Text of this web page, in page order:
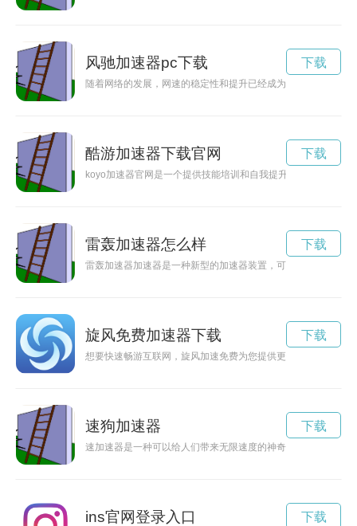
风驰加速器pc下载
随着网络的发展，网速的稳定性和提升已经成为人们追求的目
下载
酷游加速器下载官网
koyo加速器官网是一个提供技能培训和自我提升机会的平台，
下载
雷轰加速器怎么样
雷轰加速器加速器是一种新型的加速器装置，可以大幅提升粒
下载
旋风免费加速器下载
想要快速畅游互联网，旋风加速免费为您提供更快速的网络连接
下载
速狗加速器
速加速器是一种可以给人们带来无限速度的神奇装置，通过科
下载
ins官网登录入口 下载